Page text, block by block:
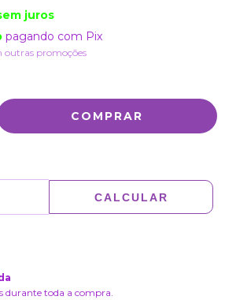
juros
pagando com Pix
outras promoções
CALCULAR
durante toda a compra.